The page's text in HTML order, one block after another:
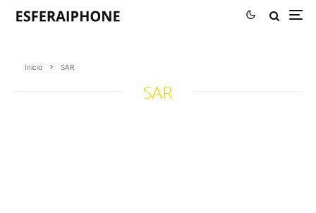
Inicio SAR
SAR